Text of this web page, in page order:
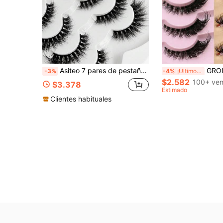
-3% Asiteo 7 pares de pestañas postizas de ojo de gato de visón sintético suaves y esponjosas, estilo natural y grueso, pestañas de tira de visón sintético
$3.378
Clientes habituales
-4% ¡Últimos 2 días GROINNEYA 7 pares de nuevas pestañas postizas de ojo de gato, banda
$2.582 100+
Estimado